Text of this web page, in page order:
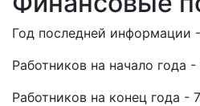
Год последней информации
Работников на начало года
Работников на конец года -